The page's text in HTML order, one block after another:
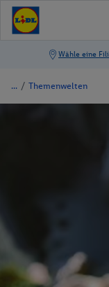
/ Themenwelten